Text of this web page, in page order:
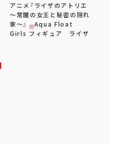
アニメ『ライザのアトリエ
～常闇の女王と秘密の隠れ
家～』 Aqua Float
Girls フィギュア ライザ